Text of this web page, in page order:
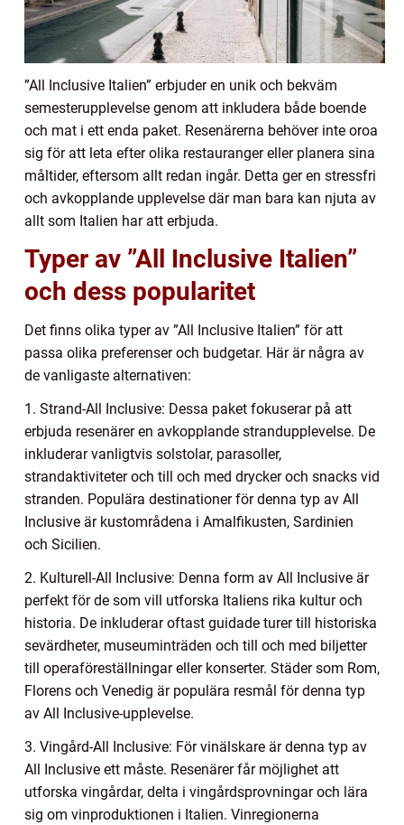
”All Inclusive Italien” erbjuder en unik och bekväm
semesterupplevelse genom att inkludera både boende
och mat i ett enda paket. Resenärerna behöver inte oroa
sig för att leta efter olika restauranger eller planera sina
måltider, eftersom allt redan ingår. Detta ger en stressfri
och avkopplande upplevelse där man bara kan njuta av
allt som Italien har att erbjuda.
Typer av ”All Inclusive Italien”
och dess popularitet
Det finns olika typer av ”All Inclusive Italien” för att
passa olika preferenser och budgetar. Här är några av
de vanligaste alternativen:
1. Strand-All Inclusive: Dessa paket fokuserar på att
erbjuda resenärer en avkopplande strandupplevelse. De
inkluderar vanligtvis solstolar, parasoller,
strandaktiviteter och till och med drycker och snacks vid
stranden. Populära destinationer för denna typ av All
Inclusive är kustområdena i Amalfikusten, Sardinien
och Sicilien.
2. Kulturell-All Inclusive: Denna form av All Inclusive är
perfekt för de som vill utforska Italiens rika kultur och
historia. De inkluderar oftast guidade turer till historiska
sevärdheter, museuminträden och till och med biljetter
till operaföreställningar eller konserter. Städer som Rom,
Florens och Venedig är populära resmål för denna typ
av All Inclusive-upplevelse.
3. Vingård-All Inclusive: För vinälskare är denna typ av
All Inclusive ett måste. Resenärer får möjlighet att
utforska vingårdar, delta i vingårdsprovningar och lära
sig om vinproduktionen i Italien. Vinregionerna